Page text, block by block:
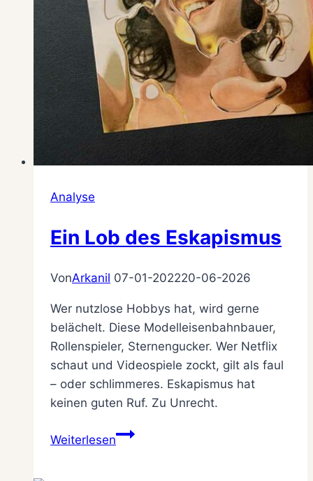
Analyse
Ein Lob des Eskapismus
VonArkanil 07-01-202220-06-2026
Wer nutzlose Hobbys hat, wird gerne
belächelt. Diese Modelleisenbahnbauer,
Rollenspieler, Sternengucker. Wer Netflix
schaut und Videospiele zockt, gilt als faul
– oder schlimmeres. Eskapismus hat
keinen guten Ruf. Zu Unrecht.
WeiterlesenEin